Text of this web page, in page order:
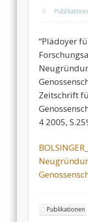
“Plädoyer
Zeitschrift
4 2005,
Publikationen